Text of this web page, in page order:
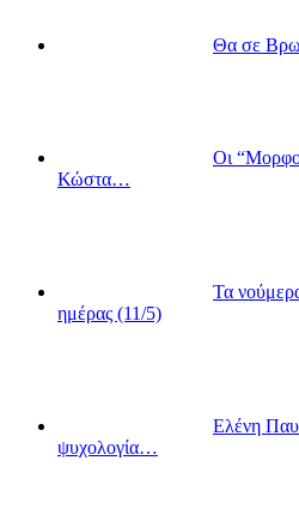
Θα σε Βρω
Οι
Κώστα…
Τα
ημέρας (11/5)
Ελένη
ψυχολογία…